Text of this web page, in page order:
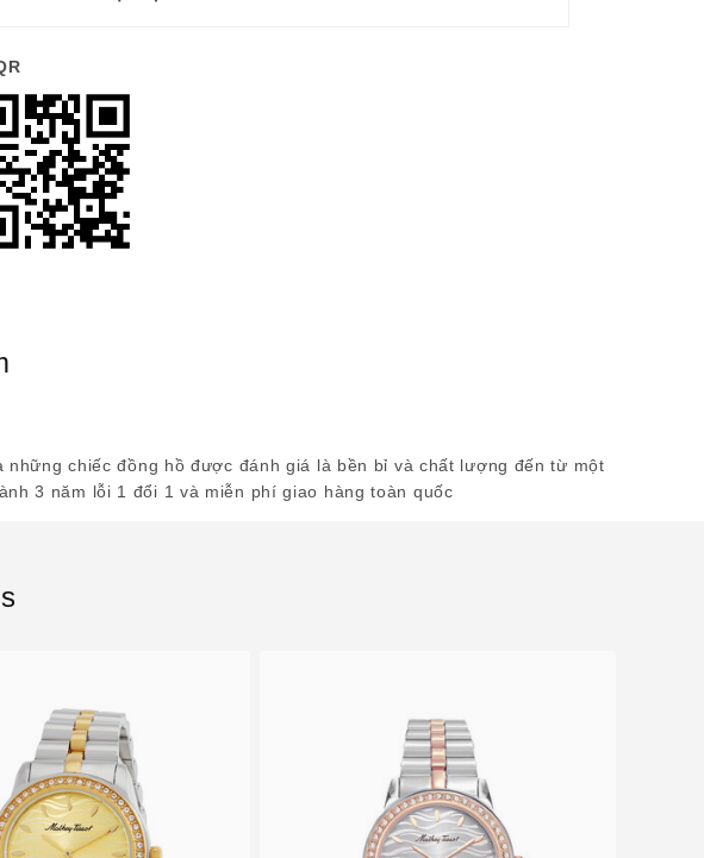
chiếc đồng hồ được đánh giá là bền bỉ và chất lượng đến từ một
3 năm lỗi 1 đổi 1 và miễn phí giao hàng toàn quốc